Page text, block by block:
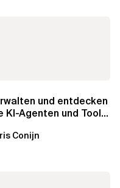
und entdecken
KI-Agenten und Tools
Conijn